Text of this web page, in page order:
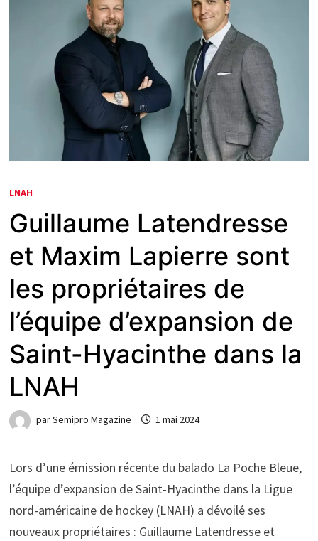
LNAH
Guillaume Latendresse
et Maxim Lapierre sont
les propriétaires de
l’équipe d’expansion de
Saint-Hyacinthe dans la
LNAH
parSemipro Magazine 1 mai 2024
Lors d’une émission récente du balado La Poche Bleue,
l’équipe d’expansion de Saint-Hyacinthe dans la Ligue
nord-américaine de hockey (LNAH) a dévoilé ses
nouveaux propriétaires : Guillaume Latendresse et